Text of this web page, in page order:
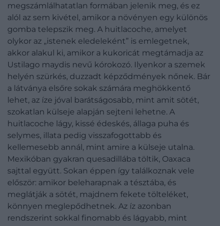
megszámlálhatatlan formában jelenik meg, és ez
alól az sem kivétel, amikor a növényen egy különös
gomba telepszik meg. A huitlacoche, amelyet
olykor az „istenek eledeleként” is emlegetnek,
akkor alakul ki, amikor a kukoricát megtámadja az
Ustilago maydis nevű kórokozó. Ilyenkor a szemek
helyén szürkés, duzzadt képződmények nőnek. Bár
a látványa elsőre sokak számára meghökkentő
lehet, az íze jóval barátságosabb, mint amit sötét,
szokatlan külseje alapján sejteni lehetne. A
huitlacoche lágy, kissé édeskés, állaga puha és
selymes, illata pedig visszafogottabb és
kellemesebb annál, mint amire a külseje utalna.
Mexikóban gyakran quesadillába töltik, Oaxaca
sajttal együtt. Sokan éppen így találkoznak vele
először: amikor beleharapnak a tésztába, és
meglátják a sötét, majdnem fekete tölteléket,
könnyen meglepődhetnek. Az íz azonban
rendszerint sokkal finomabb és lágyabb, mint